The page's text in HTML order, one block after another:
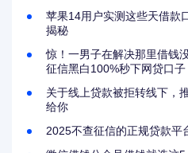
苹果14用户实测这些天借款
揭秘
惊！一男子在解决那里借钱
征信黑白100%秒下网贷口
关于线上贷款被拒转线下，
给你
2025不查征信的正规贷款平